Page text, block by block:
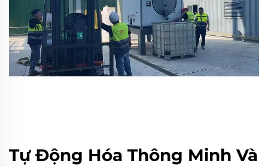
Tự Động Hóa Thông Minh Và